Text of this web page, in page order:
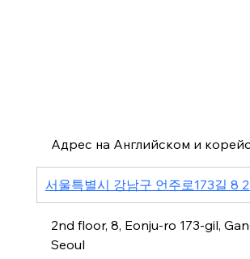
Адрес на Английском и
서울특별시 강남구 언주로173길 8
2nd floor, 8, Eonju-ro 173-gil,
Seoul